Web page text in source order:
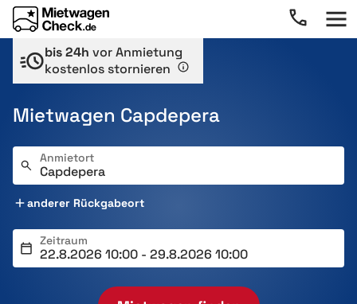
bis 24h vor Anmietung
kostenlos stornieren
Mietwagen Capdepera
Anmietort
anderer Rückgabeort
Zeitraum